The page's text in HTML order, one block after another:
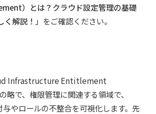
）とは？クラウド設定管理の基礎
く解説！ 」をご確認ください。
Infrastructure Entitlement
で、権限管理に関連する領域で、
やロールの不整合を可視化します。先